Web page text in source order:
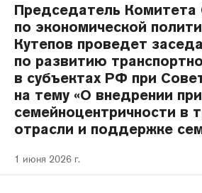
Председатель
по экономической
Кутепов проведет
по развитию
в субъектах РФ при
на тему «О внедрении
семейноцентричности в
отрасли и поддержке
1 июня 2026 г.